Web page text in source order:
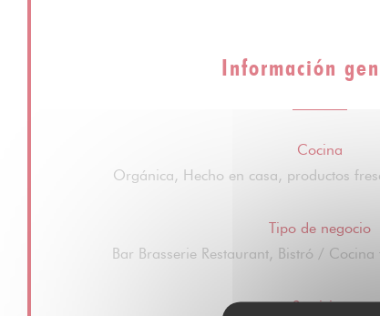
Información
Cocina
Orgánica, Hecho en casa, productos
Tipo de negocio
Bar Brasserie Restaurant, Bistró /
Servicios